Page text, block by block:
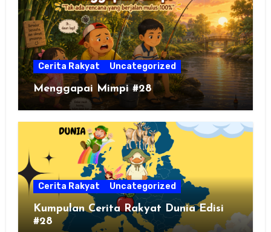
Cerita Rakyat Uncategorized
Menggapai Mimpi #28
Cerita Rakyat Uncategorized
Kumpulan Cerita Rakyat Dunia Edisi
#28